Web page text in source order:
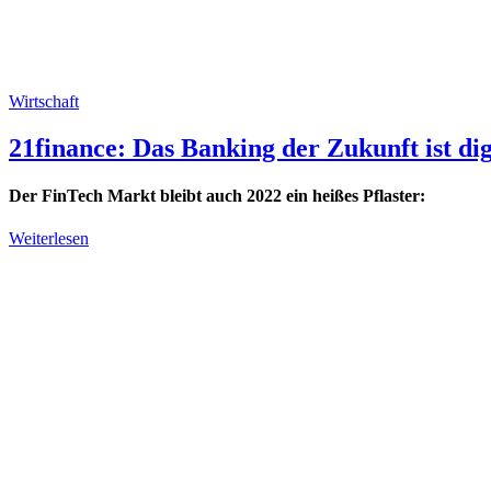
Wirtschaft
21finance: Das Banking der Zukunft ist
Der FinTech Markt bleibt auch 2022 ein heißes Pflaster:
Weiterlesen